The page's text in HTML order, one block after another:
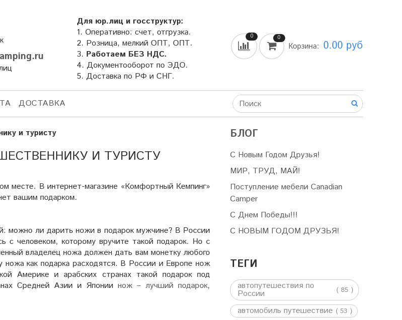
Для юр.лиц и госструктур:
1. Оперативно: счет, отгрузка.
2. Розница, мелкий ОПТ, ОПТ.
3. Работаем БЕЗ НДС.
4. Документооборот по ЭДО.
5. Доставка по РФ и СНГ.
0 0
Корзина: 0.00 руб
ДОСТАВКА
и туристу
И ТУРИСТУ
месте. В интернет-магазине «Комфортный Кемпинг»
вашим подарком.
можно ли дарить ножи в подарок мужчине? В России
с человеком, которому вручите такой подарок. Но с
владелец ножа должен дать вам монетку любого
как подарка расходятся. В России и Европе нож
Америке и арабских странах такой подарок под
Средней Азии и Японии нож – лучший подарок,
БЛОГ
С Новым Годом Друзья!
МИР, ТРУД, МАЙ!
Поступление мебели Canadian
Camper
С Днем Победы!!!
С НОВЫМ ГОДОМ ДРУЗЬЯ!
ТЕГИ
автопутешествия по
России ( 85 )
автомобиль путешествие ( 53 )